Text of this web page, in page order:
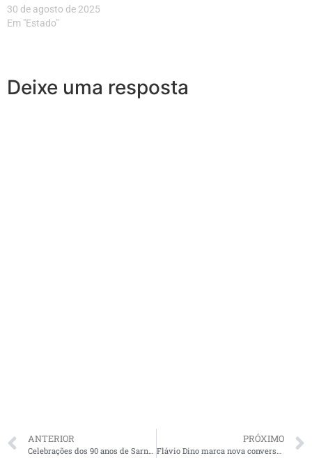
30 de agosto de 2025
Em "Estado"
Deixe uma resposta
ANTERIOR
Celebrações dos 90 anos de Sarney são canceladas
PRÓXIMO
Flávio Dino marca nova conversa com Lula sobre 2022